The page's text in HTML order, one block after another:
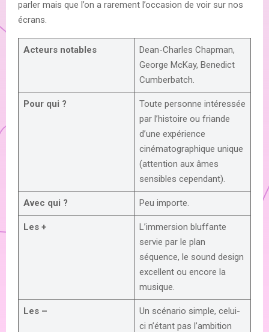
parler mais que l’on a rarement l’occasion de voir sur nos
écrans.
Acteurs notables
Dean-Charles Chapman,
George McKay, Benedict
Cumberbatch.
Pour qui ?
Toute personne intéressée
par l’histoire ou friande
d’une expérience
cinématographique unique
(attention aux âmes
sensibles cependant).
Avec qui ? Peu importe.
Les +
L’immersion bluffante
servie par le plan
séquence, le sound design
excellent ou encore la
musique.
Les –
Un scénario simple, celui-
ci n’étant pas l’ambition